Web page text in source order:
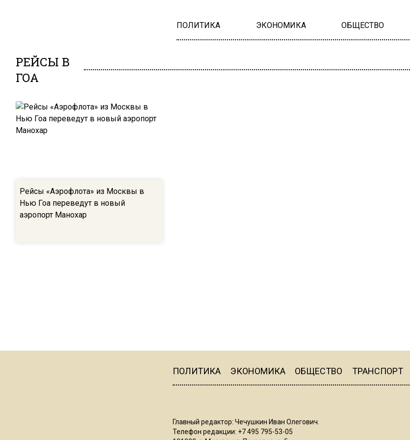
ПОЛИТИКА ЭКОНОМИКА ОБЩЕСТВО
РЕЙСЫ В
ГОА
Рейсы «Аэрофлота» из Москвы в
Нью Гоа переведут в новый
аэропорт Манохар
ПОЛИТИКА ЭКОНОМИКА ОБЩЕСТВО ТРАНСПОРТ
Главный редактор: Чечушкин Иван Олегович.
Телефон редакции: +7 495 795-53-05